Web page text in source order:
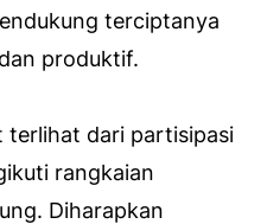
terciptanya
produktif.
terlihat dari partisipasi
rangkaian
Diharapkan